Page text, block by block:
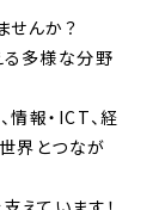
せんか？
る多様な分野
情報・ICT、経
界とつなが